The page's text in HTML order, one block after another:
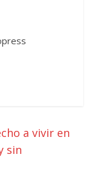
a vivir en
sin